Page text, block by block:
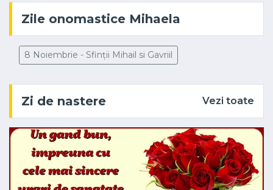
Zile onomastice Mihaela
8 Noiembrie - Sfinții Mihail si Gavriil
Zi de nastere Vezi toate